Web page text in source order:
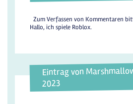
Zum Verfassen von Kommentaren
Hallo, ich spiele Roblox.
Eintrag von
2023